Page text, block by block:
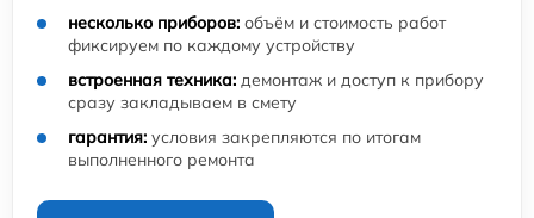
несколько приборов: объём и стоимость работ
фиксируем по каждому устройству
встроенная техника: демонтаж и доступ к прибору
сразу закладываем в смету
гарантия: условия закрепляются по итогам
выполненного ремонта